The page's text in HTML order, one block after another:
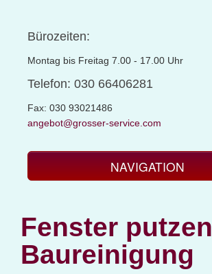
Bürozeiten:
Montag bis Freitag 7.00 - 17.00 Uhr
Telefon: 030 66406281
Fax: 030 93021486
angebot@grosser-service.com
NAVIGATION
Baucontainerreinigung
Büroreinigung
Fenster putzen
Baureinigung